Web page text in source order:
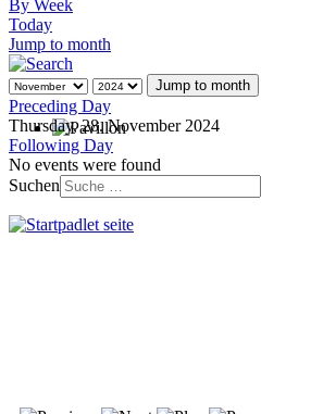
By Week
Today
Jump to month
Jump to month
Preceding Day
Thursday, 28. November 2024
Following Day
No events were found
Suchen